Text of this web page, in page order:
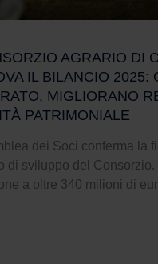
AGRARIO DI
IL BILANCIO 2025:
MIGLIORANO
PATRIMONIALE
dei Soci conferma la
di sviluppo del Consorzio.
a oltre 340 milioni di